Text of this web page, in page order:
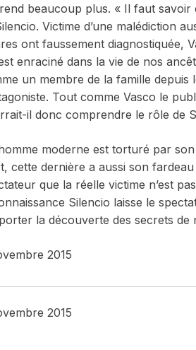
beaucoup plus. « Il faut savoir
Victime d’une malédiction
ont faussement diagnostiquée,
enraciné dans la vie de nos
un membre de la famille
Tout comme Vasco le
il donc comprendre le rôle de
moderne est torturé par
cette dernière a aussi son
que la réelle victime n’est
Silencio laisse le
la découverte des secrets de
2015
2015